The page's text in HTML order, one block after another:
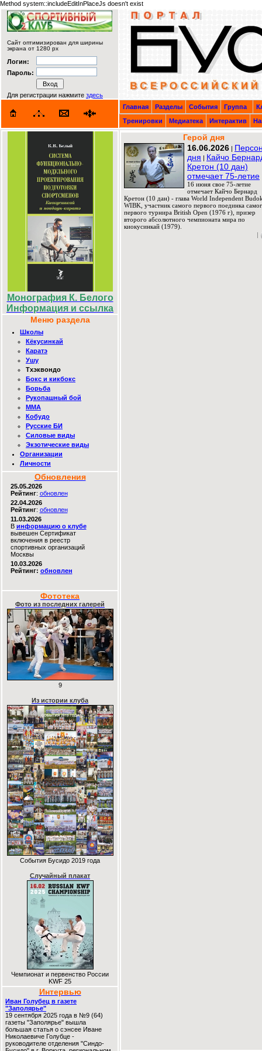
Method system::includeEditInPlaceJs doesn't exist
Сайт оптимизирован для ширины
экрана от 1280 px
Логин:
Пароль:
Для регистрации нажмите здесь
Главная
Разделы События Группа
Тренировки
Медиатека Интерактив
Монография К. Белого
Информация и ссылка
Меню раздела
Школы
Кёкусинкай
Каратэ
Ушу
Тхэквондо
Бокс и кикбокс
Борьба
Рукопашный бой
ММА
Кобудо
Русские БИ
Силовые виды
Экзотические виды
Организации
Личности
Обновления
25.05.2026
Рейтинг: обновлен
22.04.2026
Рейтинг: обновлен
11.03.2026
В информацию о клубе
вывешен Сертификат
включения в реестр
спортивных организаций
Москвы
10.03.2026
Рейтинг: обновлен
Фототека
Фото из последних галерей
9
Из истории клуба
События Бусидо 2019 года
Случайный плакат
Чемпионат и первенство России
KWF 25
Интервью
Иван Голубец в газете
"Заполярье"
19 сентября 2025 года в №9 (64)
газеты "Заполярье" вышла
большая статья о сэнсее Иване
Николаевиче Голубце -
руководителе отделения "Синдо-
Герой дня
16.06.2026 |
дня | Кайчо
Кретон (10 дан)
отмечает 75-летие
16 июня свое 75-летие
отмечает Кайчо Бернард
Кретон (10 дан) - глава World Independent
WIBK, участник самого первого поединка
первого турнира British Open (1976 г), призер
второго абсолютного чемпионата мира по
киокусинкай (1979).
|